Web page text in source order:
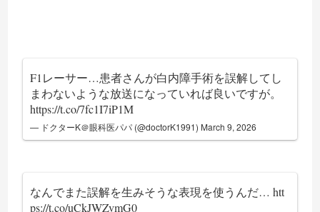
F1レーサー…患者さんが白内障手術を誤解してし
まわないような放送になっていれば良いですが。
https://t.co/7fc1I7iP1M
— ドクターK＠眼科医パパ (@doctorK1991) March 9, 2026
なんでまた誤解を生みそうな表現を使うんだ…htt
ps://t.co/uCkJWZvmG0